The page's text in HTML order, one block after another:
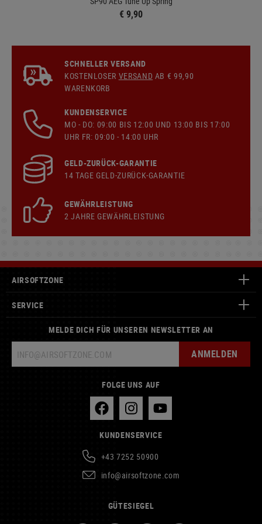
€ 9,90
SCHNELLER VERSAND
KOSTENLOSER VERSAND AB € 99,90
WARENKORB
KUNDENSERVICE
MO - DO: 09:00 BIS 12:00 UND 13:00 BIS 17:00
UHR FR: 09:00 - 14:00 UHR
GELD-ZURÜCK-GARANTIE
14 TAGE GELD-ZURÜCK-GARANTIE
GEWÄHRLEISTUNG
2 JAHRE GEWÄHRLEISTUNG
AIRSOFTZONE
SERVICE
MELDE DICH FÜR UNSEREN NEWSLETTER AN
ANMELDEN
FOLGE UNS AUF
KUNDENSERVICE
+43 7252 50900
info@airsoftzone.com
GÜTESIEGEL